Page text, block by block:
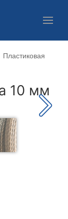
Пластиковая
10 мм